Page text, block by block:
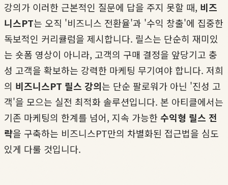
강의가 이러한 근본적인 질문에 답을 주지 못할 때, 비즈
니스PT는 오직 '비즈니스 전환율'과 '수익 창출'에 집중한
독보적인 커리큘럼을 제시합니다. 릴스는 단순히 재미있
는 숏폼 영상이 아니라, 고객의 구매 결정을 앞당기고 충
성 고객을 확보하는 강력한 마케팅 무기여야 합니다. 저희
의 비즈니스PT 릴스 강의는 단순 팔로워가 아닌 '진성 고
객'을 모으는 실전 최적화 솔루션입니다. 본 아티클에서는
기존 마케팅의 한계를 넘어, 지속 가능한 수익형 릴스 전
략을 구축하는 비즈니스PT만의 차별화된 접근법을 심도
있게 다룰 것입니다.